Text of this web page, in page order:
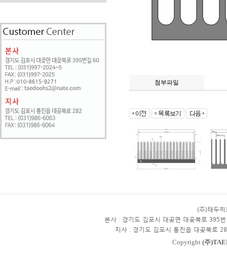
첨부파일
(주)태두히
본사 : 경기도 김포시 대곶면 대곶북로 395
지사 : 경기도 김포시 통진읍 대곶북로
Copyright(주